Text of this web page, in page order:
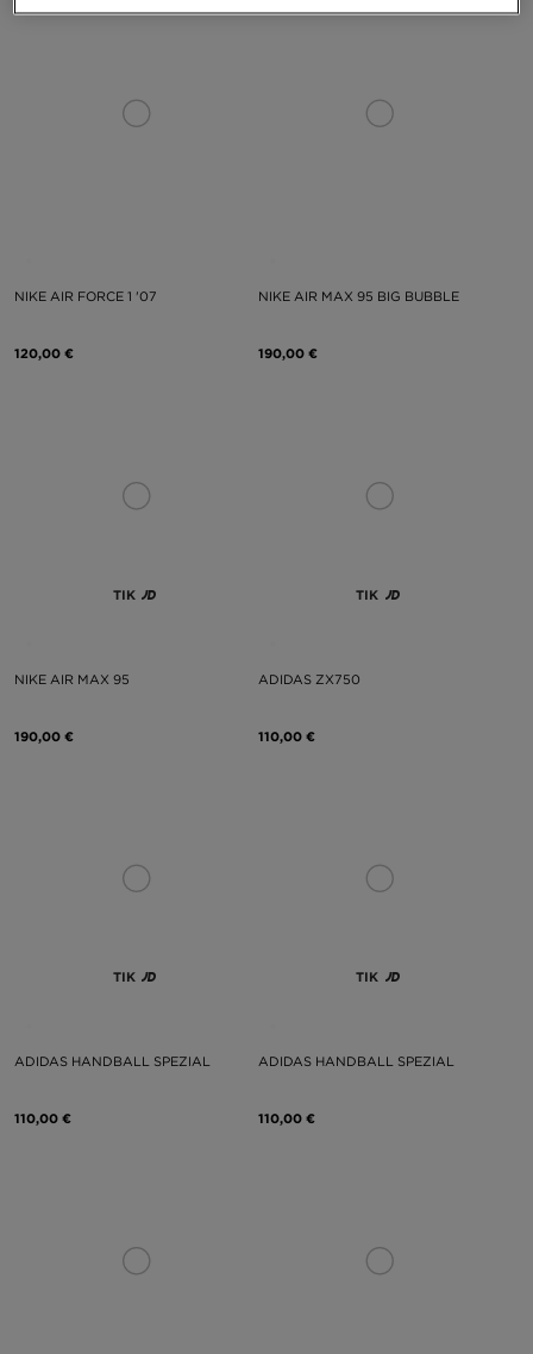
NIKE AIR FORCE 1 '07
120,00 €
NIKE AIR MAX 95 BIG BUBBLE
190,00 €
TIK
NIKE AIR MAX 95
190,00 €
TIK
ADIDAS ZX750
110,00 €
TIK
ADIDAS HANDBALL SPEZIAL
110,00 €
TIK
ADIDAS HANDBALL SPEZIAL
110,00 €